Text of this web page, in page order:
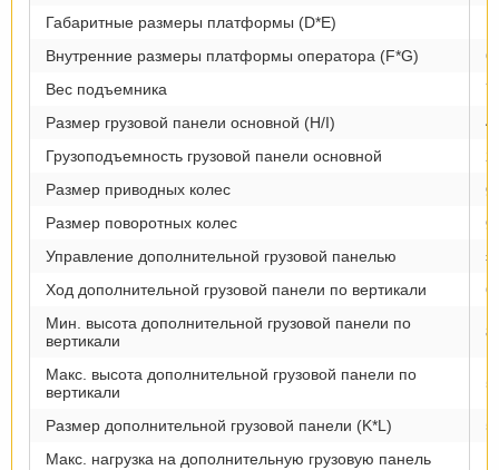
Габаритные размеры платформы (D*E)
Внутренние размеры платформы оператора (F*G)
Вес подъемника
Размер грузовой панели основной (H/I)
Грузоподъемность грузовой панели основной
Размер приводных колес
Ø
Размер поворотных колес
Ø
Управление дополнительной грузовой панелью
Ход дополнительной грузовой панели по вертикали
Мин. высота дополнительной грузовой панели по
вертикали
Макс. высота дополнительной грузовой панели по
вертикали
Размер дополнительной грузовой панели (K*L)
Макс. нагрузка на дополнительную грузовую панель